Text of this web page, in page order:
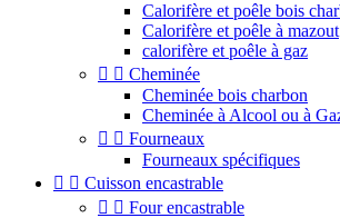
Calorifère et poêle bois
Calorifère et poêle à mazout
calorifère et poêle à gaz
  Cheminée
Cheminée bois charbon
Cheminée à Alcool ou à
  Fourneaux
Fourneaux spécifiques
  Cuisson encastrable
  Four encastrable